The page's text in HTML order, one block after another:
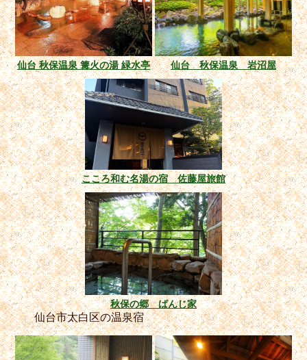
仙台 秋保温泉 篝火の湯 緑水亭 仙台 秋保温泉 岩沼屋
こころ和む名湯の宿 佐藤屋旅館
秋保の郷 ばんじ家
仙台市太白区の温泉宿